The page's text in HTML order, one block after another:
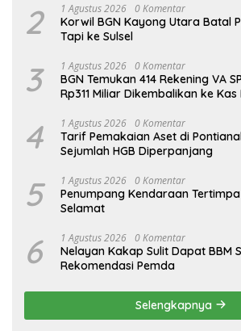
2 1 Agustus 2026 0 Komentar
Korwil BGN Kayong Utara Batal
Tapi ke Sulsel
3 1 Agustus 2026 0 Komentar
BGN Temukan 414 Rekening VA
Rp311 Miliar Dikembalikan ke
4 1 Agustus 2026 0 Komentar
Tarif Pemakaian Aset di
Sejumlah HGB Diperpanjang
5 1 Agustus 2026 0 Komentar
Penumpang Kendaraan
Selamat
6 1 Agustus 2026 0 Komentar
Nelayan Kakap Sulit Dapat BBM
Rekomendasi Pemda
Selengkapnya